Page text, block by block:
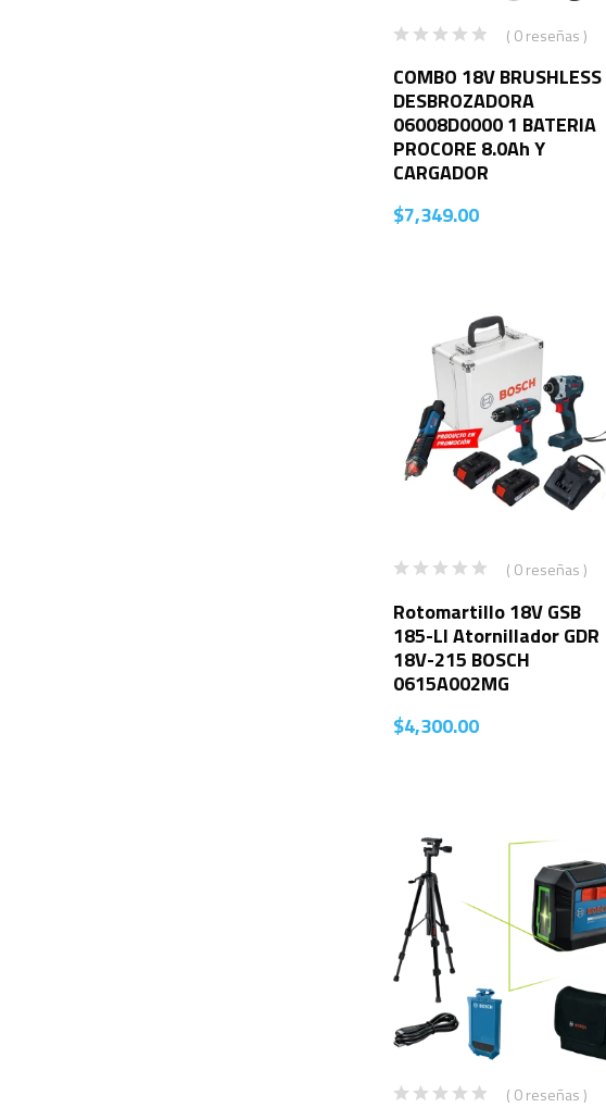
( 0 reseñas )
COMBO 18V BRUSHLESS
DESBROZADORA
06008D0000 1 BATERIA
PROCORE 8.0Ah Y
CARGADOR
$7,349.00
( 0 reseñas )
Rotomartillo 18V GSB
185-LI Atornillador GDR
18V-215 BOSCH
0615A002MG
$4,300.00
( 0 reseñas )